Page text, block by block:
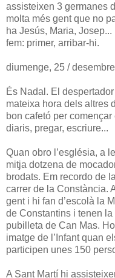
assisteixen 3 germanes
molta més gent que no
ha Jesús, Maria,
fem: primer, arribar-hi.
diumenge, 25 /
És Nadal. El
mateixa hora dels altres
bon cafetó per
diaris, pregar, escriure...
Quan obro l’església, a
mitja dotzena de
brodats. Em recordo de
carrer de la Constància.
gent i hi fan d’escolà la
de Constantins i tenen
pubilleta de Can Mas.
imatge de l’Infant quan
participen unes 150
A Sant Martí hi